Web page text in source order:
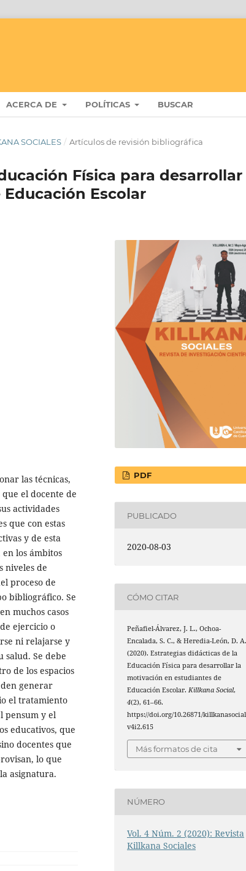
ACERCA DE POLÍTICAS BUSCAR
SOCIALES / Artículos de revisión bibliográfica
Física para desarrollar
Escolar
las técnicas,
el docente de
actividades
que con estas
y de esta
los ámbitos
niveles de
proceso de
bibliográfico. Se
muchos casos
ejercicio o
ni relajarse y
Se debe
de los espacios
generar
el tratamiento
pensum y el
educativos, que
docentes que
lo que
asignatura.
PDF
PUBLICADO
2020-08-03
CÓMO CITAR
Peñafiel-Álvarez, J. L., Ochoa-
Encalada, S. C., & Heredia-León, D.
(2020). Estrategias didácticas de la
Educación Física para desarrollar la
motivación en estudiantes de
Educación Escolar.Killkana Social,
4(2), 61–66.
https://doi.org/10.26871/
v4i2.615
Más formatos de cita
NÚMERO
Vol. 4 Núm. 2 (2020): Revista
Killkana Sociales